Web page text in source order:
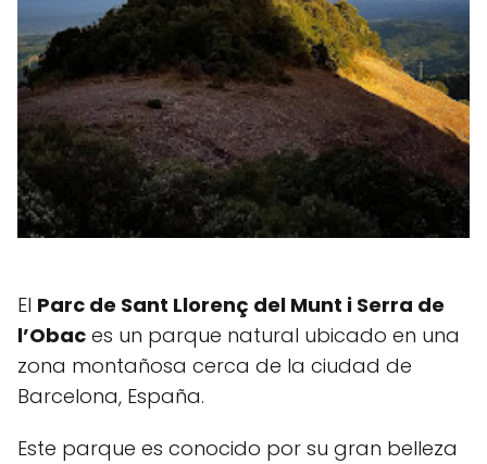
El Parc de Sant Llorenç del Munt i Serra de
l’Obac es un parque natural ubicado en una
zona montañosa cerca de la ciudad de
Barcelona, España.
Este parque es conocido por su gran belleza